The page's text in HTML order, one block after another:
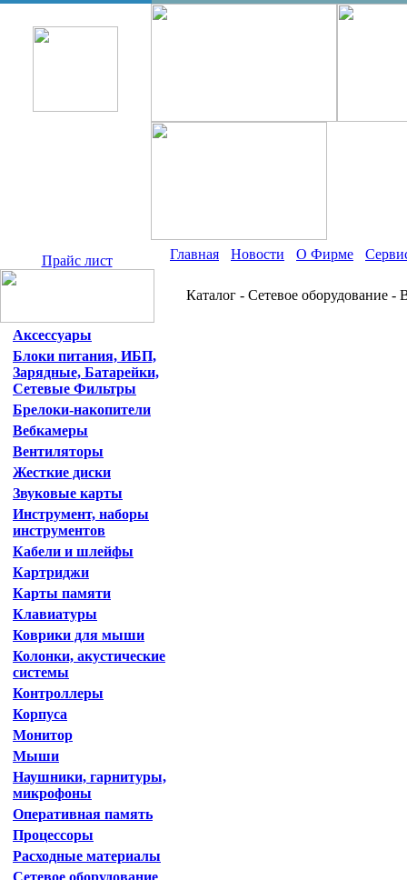
Прайс лист Главная Новости О Фирме
Аксессуары
Блоки питания, ИБП,
Зарядные, Батарейки,
Сетевые Фильтры
Брелоки-накопители
Вебкамеры
Вентиляторы
Жесткие диски
Звуковые карты
Инструмент, наборы
инструментов
Кабели и шлейфы
Картриджи
Карты памяти
Клавиатуры
Коврики для мыши
Колонки, акустические
системы
Контроллеры
Корпуса
Монитор
Мыши
Наушники, гарнитуры,
микрофоны
Оперативная память
Процессоры
Расходные материалы
Сетевое оборудование
Каталог - Сетевое оборудование